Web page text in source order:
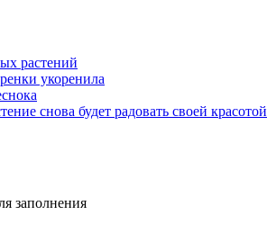
растений
укоренила
снова будет радовать своей красотой
заполнения